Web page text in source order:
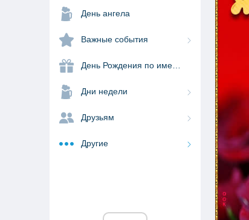
День ангела
Важные события
Дни недели
Друзьям
Другие